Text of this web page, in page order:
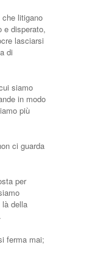
litigano
e disperato,
lasciarsi
di
siamo
in modo
più
ci guarda
per
là della
ferma mai;